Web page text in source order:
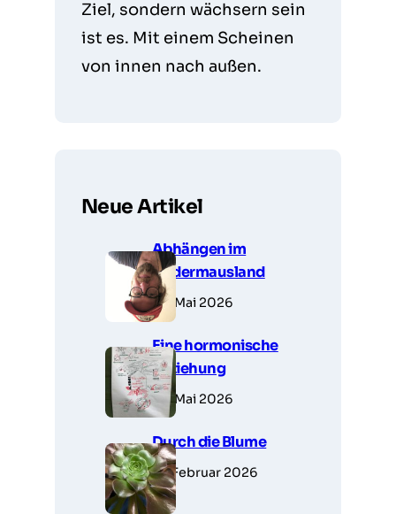
Ziel, sondern wächsern sein
ist es. Mit einem Scheinen
von innen nach außen.
Neue Artikel
Abhängen im
Fledermausland
28. Mai 2026
Eine hormonische
Beziehung
23. Mai 2026
Durch die Blume
14. Februar 2026